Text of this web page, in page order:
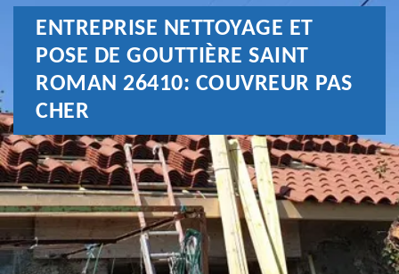
ENTREPRISE NETTOYAGE ET
POSE DE GOUTTIÈRE SAINT
ROMAN 26410: COUVREUR PAS
CHER